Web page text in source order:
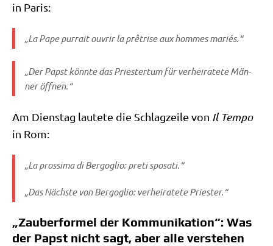
in Paris:
„La Pape pur­rait ouvr­ir la prêtri­se aux hom­mes mariés.“
„Der Papst könn­te das Prie­ster­tum für ver­hei­ra­te­te Män­
ner öffnen.“
Am Diens­tag lau­te­te die Schlag­zei­le von Il Tem­po
in Rom:
„La pros­si­ma di Berg­o­glio: pre­ti sposati.“
„Das Näch­ste von Berg­o­glio: ver­hei­ra­te­te Priester.“
„Zauberformel der Kommunikation“: Was
der Papst nicht sagt, aber alle verstehen